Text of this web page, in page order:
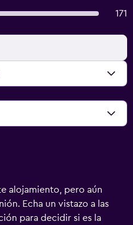
171
alojamiento, pero aún
Echa un vistazo a las
para decidir si es la